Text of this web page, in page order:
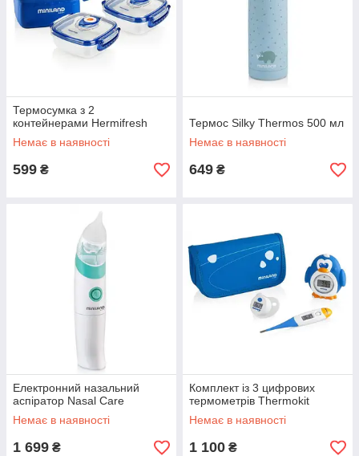
Термосумка з 2
контейнерами Hermifresh
Немає в наявності
599 ₴
Термос Silky Thermos 500 мл
Немає в наявності
649 ₴
Електронний назальний
аспіратор Nasal Care
Немає в наявності
1 699 ₴
Комплект із 3 цифрових
термометрів Thermokit
Немає в наявності
1 100 ₴